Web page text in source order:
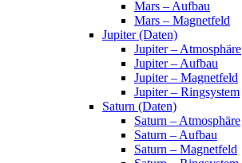
Mars – Aufbau
Mars – Magnetfeld
Jupiter (Daten)
Jupiter – Atmosphäre
Jupiter – Aufbau
Jupiter – Magnetfeld
Jupiter – Ringsystem
Saturn (Daten)
Saturn – Atmosphäre
Saturn – Aufbau
Saturn – Magnetfeld